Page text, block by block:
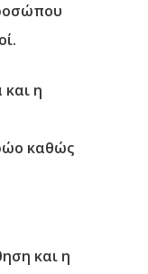
η
καθώς
και η